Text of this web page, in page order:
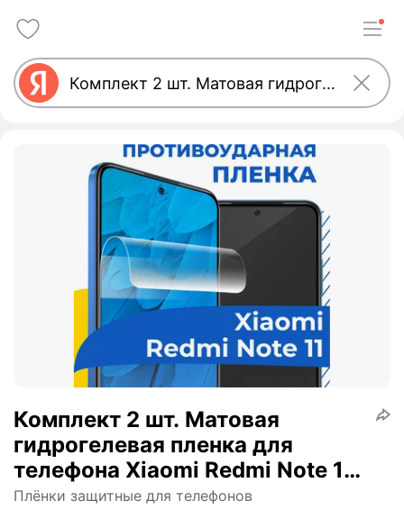
Комплект 2 шт. Матовая
гидрогелевая пленка для
телефона Xiaomi Redmi Note 11
4G и 11S /
Плёнки защитные для телефонов